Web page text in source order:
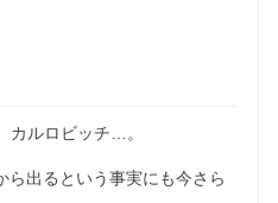
カルロビッチ…。
ら出るという事実にも今さら